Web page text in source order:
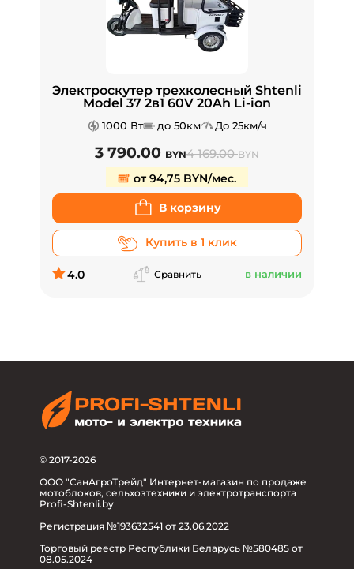
Электроскутер трехколесный Shtenli
Model 37 2в1 60V 20Ah Li-ion
1000 Вт до 50км До 25км/ч
3 790.00 BYN4 169.00BYN
от 94,75 BYN/мес.
В корзину
Купить в 1 клик
4.0 Сравнить в наличии
© 2017-2026
ООО "СанАгроТрейд" Интернет-магазин по продаже
мотоблоков, сельхозтехники и электротранспорта
Profi-Shtenli.by
Регистрация №193632541 от 23.06.2022
Торговый реестр Республики Беларусь №580485 от
08.05.2024